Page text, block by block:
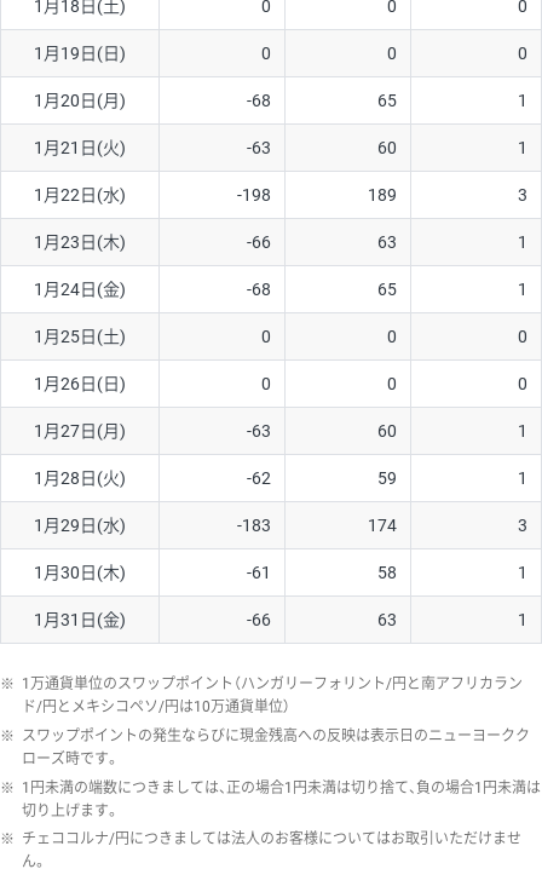
ソ/円は10万通貨単位。
1月18日(土) 0 0 0
1月19日(日) 0 0 0
1月20日(月) -68 65 1
1月21日(火) -63 60 1
1月22日(水) -198 189 3
1月23日(木) -66 63 1
1月24日(金) -68 65 1
1月25日(土) 0 0 0
1月26日(日) 0 0 0
1月27日(月) -63 60 1
1月28日(火) -62 59 1
1月29日(水) -183 174 3
1月30日(木) -61 58 1
1月31日(金) -66 63 1
※ 1万通貨単位のスワップポイント（ハンガリーフォリント/円と南アフリカラン
ド/円とメキシコペソ/円は10万通貨単位）
※ スワップポイントの発生ならびに現金残高への反映は表示日のニューヨークク
ローズ時です。
※ 1円未満の端数につきましては、正の場合1円未満は切り捨て、負の場合1円未満は
切り上げます。
※ チェココルナ/円につきましては法人のお客様についてはお取引いただけませ
ん。